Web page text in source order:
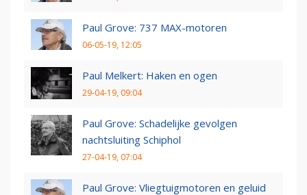
Paul Grove: 737 MAX-motoren
06-05-19, 12:05
Paul Melkert: Haken en ogen
29-04-19, 09:04
Paul Grove: Schadelijke gevolgen
nachtsluiting Schiphol
27-04-19, 07:04
Paul Grove: Vliegtuigmotoren en geluid